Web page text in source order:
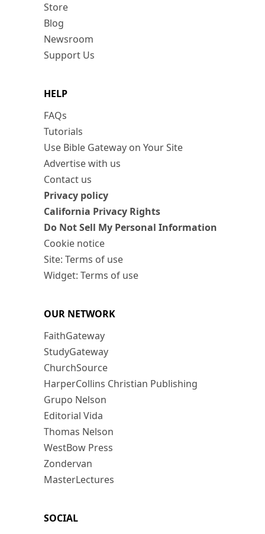
Store
Blog
Newsroom
Support Us
HELP
FAQs
Tutorials
Use Bible Gateway on Your Site
Advertise with us
Contact us
Privacy policy
California Privacy Rights
Do Not Sell My Personal Information
Cookie notice
Site: Terms of use
Widget: Terms of use
OUR NETWORK
FaithGateway
StudyGateway
ChurchSource
HarperCollins Christian Publishing
Grupo Nelson
Editorial Vida
Thomas Nelson
WestBow Press
Zondervan
MasterLectures
SOCIAL